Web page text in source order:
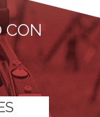
CON